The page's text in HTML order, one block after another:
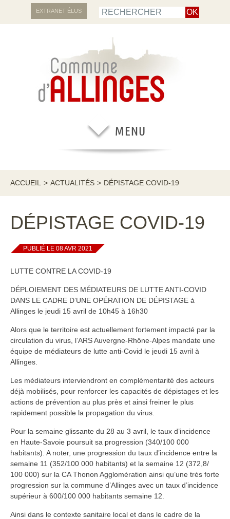
EXTRANET ÉLUS
ACCUEIL > ACTUALITÉS > DÉPISTAGE COVID-19
DÉPISTAGE COVID-19
PUBLIÉ LE 08 AVR 2021
LUTTE CONTRE LA COVID-19
DÉPLOIEMENT DES MÉDIATEURS DE LUTTE ANTI-COVID
DANS LE CADRE D’UNE OPÉRATION DE DÉPISTAGE à
Allinges le jeudi 15 avril de 10h45 à 16h30
Alors que le territoire est actuellement fortement impacté par la
circulation du virus, l’ARS Auvergne-Rhône-Alpes mandate une
équipe de médiateurs de lutte anti-Covid le jeudi 15 avril à
Allinges.
Les médiateurs interviendront en complémentarité des acteurs
déjà mobilisés, pour renforcer les capacités de dépistages et les
actions de prévention au plus près et ainsi freiner le plus
rapidement possible la propagation du virus.
Pour la semaine glissante du 28 au 3 avril, le taux d’incidence
en Haute-Savoie poursuit sa progression (340/100 000
habitants). A noter, une progression du taux d’incidence entre la
semaine 11 (352/100 000 habitants) et la semaine 12 (372,8/
100 000) sur la CA Thonon Agglomération ainsi qu’une très forte
progression sur la commune d’Allinges avec un taux d’incidence
supérieur à 600/100 000 habitants semaine 12.
Ainsi dans le contexte sanitaire local et dans le cadre de la